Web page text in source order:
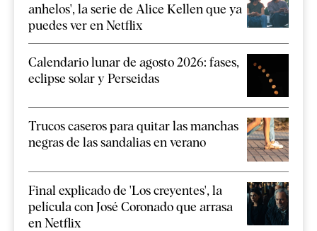
anhelos', la serie de Alice Kellen que ya
puedes ver en Netflix
Calendario lunar de agosto 2026: fases,
eclipse solar y Perseidas
Trucos caseros para quitar las manchas
negras de las sandalias en verano
Final explicado de 'Los creyentes', la
película con José Coronado que arrasa
en Netflix